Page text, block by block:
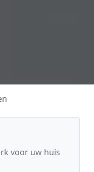
voor uw huis